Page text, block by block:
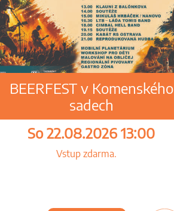
BEERFEST v Komenského
sadech
So 22.08.2026 13:00
Vstup zdarma.